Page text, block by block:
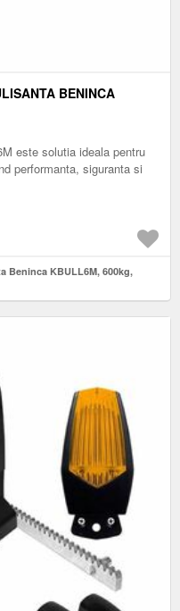
BENINCA
este solutia ideala pentru
performanta, siguranta si
Beninca KBULL6M, 600kg,